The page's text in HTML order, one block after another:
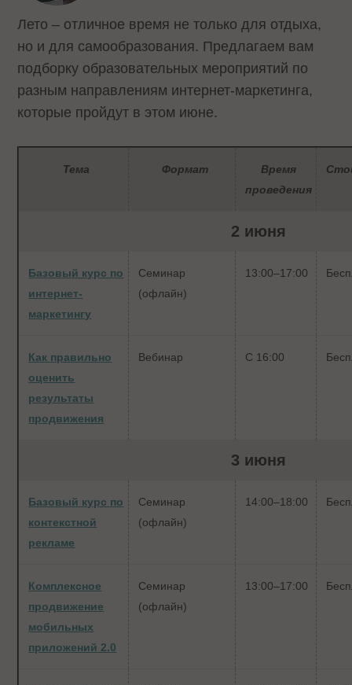
Лето – отличное время не только для отдыха,
но и для самообразования. Предлагаем вам
подборку образовательных мероприятий по
разным направлениям интернет-маркетинга,
которые пройдут в этом июне.
Тема Формат
Время
проведения
2 июня
Базовый курс по
интернет-
маркетингу
Семинар
(офлайн)
13:00–17:00
Как правильно
оценить
результаты
продвижения
Вебинар С 16:00
3 июня
Базовый курс по
контекстной
рекламе
Семинар
(офлайн)
14:00–18:00
Комплексное
продвижение
мобильных
приложений 2.0
Семинар
(офлайн)
13:00–17:00